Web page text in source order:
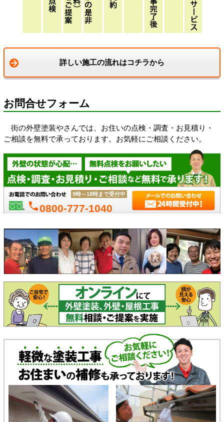
詳しい施工の流れはコチラから
お問合せフォーム
街の外壁塗装やさんでは、お住いの点検・調査・お見積り・
ご相談を無料で承っております。お気軽にご相談ください。
phone0800-777-1040
9時～18時まで受付中